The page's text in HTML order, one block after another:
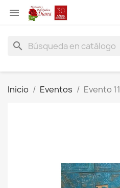

search
Inicio Eventos Evento 11